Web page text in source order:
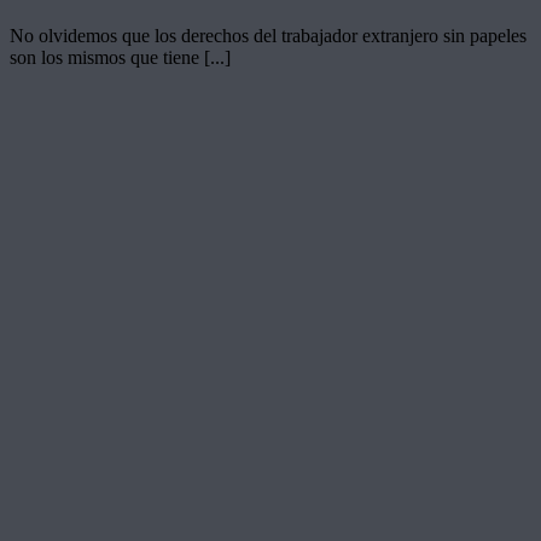
No olvidemos que los derechos del trabajador extranjero sin papeles
son los mismos que tiene [...]